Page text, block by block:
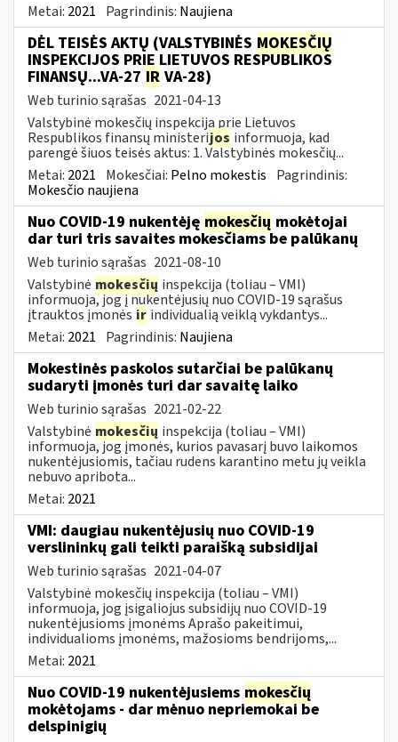
Metai: 2021 Pagrindinis: Naujiena
DĖL TEISĖS AKTŲ (VALSTYBINĖS MOKESČIŲ
INSPEKCIJOS PRIE LIETUVOS RESPUBLIKOS
FINANSŲ...VA-27 IR VA-28)
Web turinio sąrašas 2021-04-13
Valstybinė mokesčių inspekcija prie Lietuvos
Respublikos finansų ministerijos informuoja, kad
parengė šiuos teisės aktus: 1. Valstybinės mokesčių...
Metai: 2021 Mokesčiai: Pelno mokestis Pagrindinis:
Mokesčio naujiena
Nuo COVID-19 nukentėję mokesčių mokėtojai
dar turi tris savaites mokesčiams be palūkanų
Web turinio sąrašas 2021-08-10
Valstybinė mokesčių inspekcija (toliau – VMI)
informuoja, jog į nukentėjusių nuo COVID-19 sąrašus
įtrauktos įmonės ir individualią veiklą vykdantys...
Metai: 2021 Pagrindinis: Naujiena
Mokestinės paskolos sutarčiai be palūkanų
sudaryti įmonės turi dar savaitę laiko
Web turinio sąrašas 2021-02-22
Valstybinė mokesčių inspekcija (toliau – VMI)
informuoja, jog įmonės, kurios pavasarį buvo laikomos
nukentėjusiomis, tačiau rudens karantino metu jų veikla
nebuvo apribota...
Metai: 2021
VMI: daugiau nukentėjusių nuo COVID-19
verslininkų gali teikti paraišką subsidijai
Web turinio sąrašas 2021-04-07
Valstybinė mokesčių inspekcija (toliau – VMI)
informuoja, jog įsigaliojus subsidijų nuo COVID-19
nukentėjusioms įmonėms Aprašo pakeitimui,
individualioms įmonėms, mažosioms bendrijoms,...
Metai: 2021
Nuo COVID-19 nukentėjusiems mokesčių
mokėtojams - dar mėnuo nepriemokai be
delspinigių